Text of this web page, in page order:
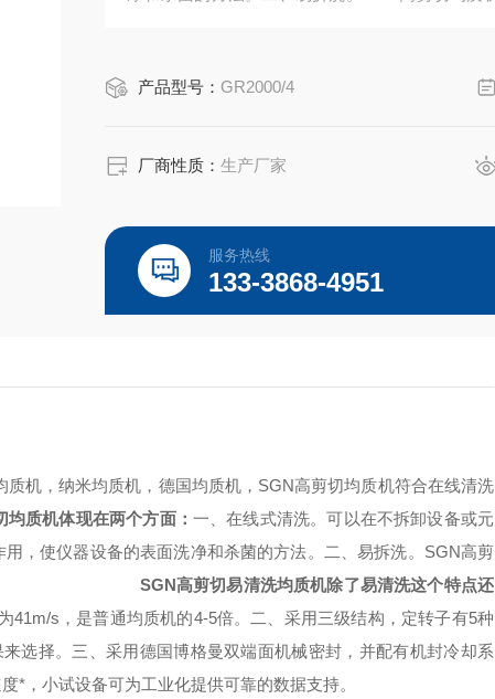
产品型号： GR2000/4
厂商性质：生产厂家
服务热线
133-3868-4951
质机，纳米均质机 ，德国均质机， SGN高剪切均质机符合在线清洗
均质机体现在两个方面： 一、在线式清洗。可以在不拆卸设备或元
，使仪器设备的表面洗净和杀菌的方法。
二、易拆洗。 SGN高剪
SGN高剪切易清洗均质机除了易清洗这个特点还
41m/s，是普通均质机的4-5倍。
二、采用三级结构，定转子有5种
选择。 三、采用德国博格曼双端面机械密封，并配有机封冷却系
*，小试设备可为工业化提供可靠的数据支持。